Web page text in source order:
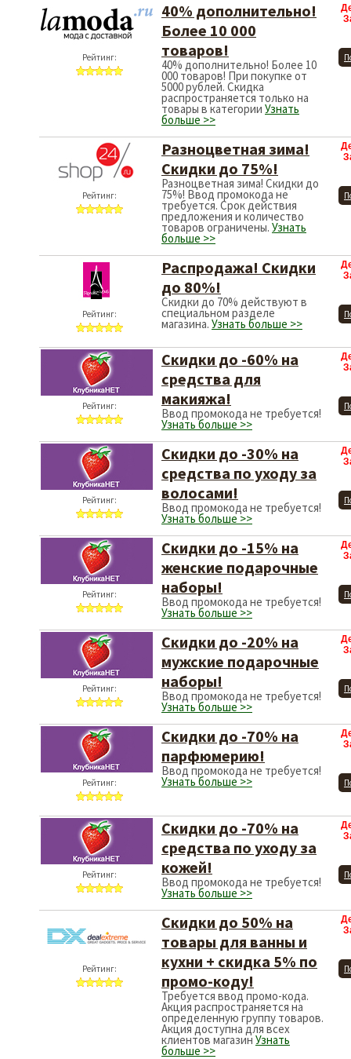
Рейтинг:
40% дополнительно!
Более 10 000
товаров!
40% дополнительно! Более 10
000 товаров! При покупке от
5000 рублей. Скидка
распространяется только на
товары в категории Узнать
больше >>
Рейтинг:
Разноцветная зима!
Скидки до 75%!
Разноцветная зима! Скидки до
75%! Ввод промокода не
требуется. Срок действия
предложения и количество
товаров ограничены. Узнать
больше >>
Рейтинг:
Распродажа! Скидки
до 80%!
Скидки до 70% действуют в
специальном разделе
магазина. Узнать больше >>
Рейтинг:
Скидки до -60% на
средства для
макияжа!
Ввод промокода не требуется!
Узнать больше >>
Рейтинг:
Скидки до -30% на
средства по уходу за
волосами!
Ввод промокода не требуется!
Узнать больше >>
Рейтинг:
Скидки до -15% на
женские подарочные
наборы!
Ввод промокода не требуется!
Узнать больше >>
Рейтинг:
Скидки до -20% на
мужские подарочные
наборы!
Ввод промокода не требуется!
Узнать больше >>
Рейтинг:
Скидки до -70% на
парфюмерию!
Ввод промокода не требуется!
Узнать больше >>
Рейтинг:
Скидки до -70% на
средства по уходу за
кожей!
Ввод промокода не требуется!
Узнать больше >>
Рейтинг:
Скидки до 50% на
товары для ванны и
кухни + скидка 5% по
промо-коду!
Требуется ввод промо-кода.
Акция распространяется на
определенную группу товаров.
Акция доступна для всех
клиентов магазин Узнать
больше >>